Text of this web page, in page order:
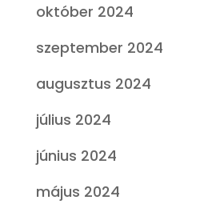
október 2024
szeptember 2024
augusztus 2024
július 2024
június 2024
május 2024